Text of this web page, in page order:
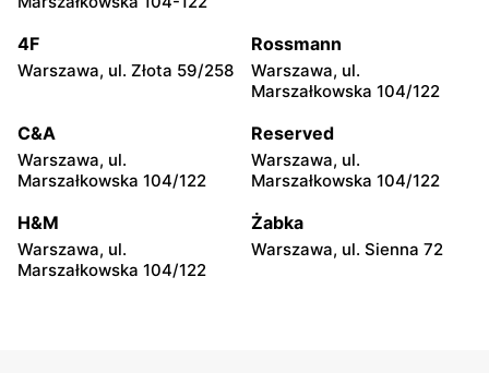
Greenpoint Greenpoint
Ostrołęka, ul. Gen. Augusta
Greenpoint
Mława, ul. Stary Rynek 15b
Greenpoint
Gostynin, ul. Kościelna 1a
Greenpoint
Opoczno, ul. Mikołaja
Kopernika 1B
Greenpoint
Puławy, ul. Lubelska 2
4F
Warszawa, ul. Złota 59/258
Rossmann
Warszawa, ul.
Marszałkowska 104/122
C&A
Warszawa, ul.
Marszałkowska 104/122
Reserved
Warszawa, ul.
Marszałkowska 104/122
H&M
Warszawa, ul.
Marszałkowska 104/122
Żabka
Warszawa, ul. Sienna 72